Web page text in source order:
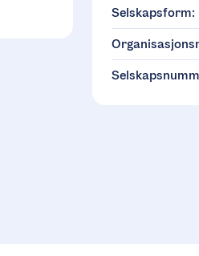
Selskapsform: